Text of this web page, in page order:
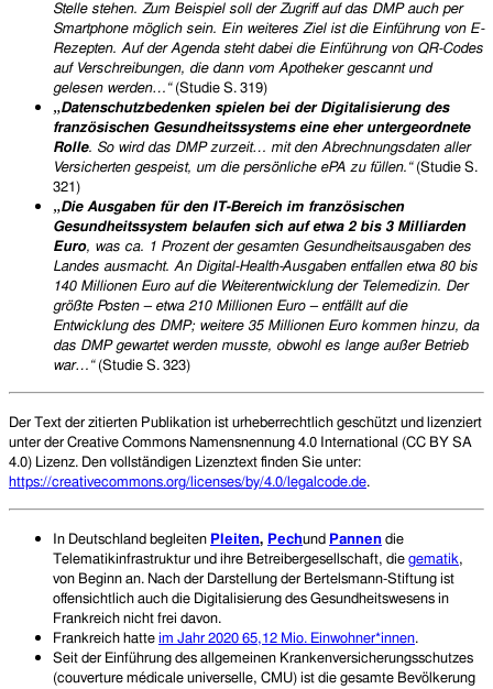
Stelle stehen. Zum Beispiel soll der Zugriff auf das DMP auch per
Smartphone möglich sein. Ein weiteres Ziel ist die Einführung von E-
Rezepten. Auf der Agenda steht dabei die Einführung von QR-Codes
auf Verschreibungen, die dann vom Apotheker gescannt und
gelesen werden…“ (Studie S. 31 9)
„Datenschutzbedenken spielen bei der Digitalisierung des
französischen Gesundheitssystems eine eher untergeordnete
Rolle. So wird das DMP zurzeit… mit den Abrechnungsdaten aller
Versicherten gespeist, um die persönliche ePA zu füllen.“ (Studie S.
321)
„Die Ausgaben für den IT-Bereich im französischen
Gesundheitssystem belaufen sich auf etwa 2 bis 3 Milliarden
Euro, was ca. 1 Prozent der gesamten Gesundheitsausgaben des
Landes ausmacht. An Digital-Health-Ausgaben entfallen etwa 80 bis
140 Millionen Euro auf die Weiterentwicklung der Telemedizin. Der
größte Posten – etwa 210 Millionen Euro – entfällt auf die
Entwicklung des DMP; weitere 35 Millionen Euro kommen hinzu, da
das DMP gewartet werden musste, obwohl es lange außer Betrieb
war…“ (Studie S. 323)
Der Text der zitierten Publikation ist urheberrechtlich geschützt und lizenziert
unter der Creative Commons Namensnennung 4.0 International (CC BY SA
4.0) Lizenz. Den vollständigen Lizenztext finden Sie unter:
https://creativecommons.org/licenses/by/4.0/legalcode.de.
In Deutschland begleiten Pleiten, Pechund Pannen die
Telematikinfrastruktur und ihre Betreibergesellschaft, die gematik,
von Beginn an. Nach der Darstellung der Bertelsmann-Stiftung ist
offensichtlich auch die Digitalisierung des Gesundheitswesens in
Frankreich nicht frei davon.
Frankreich hatte im Jahr 2020 65,12 Mio. Einwohner*innen.
Seit der Einführung des allgemeinen Krankenversicherungsschutzes
(couverture médicale universelle, CMU) ist die gesamte Bevölkerung